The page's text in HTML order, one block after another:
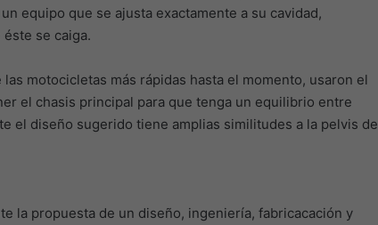
equipo que se ajusta exactamente a su cavidad,
se caiga.
motocicletas más rápidas hasta el momento, usaron el
el chasis principal para que tenga un equilibrio entre
el diseño sugerido tiene amplias similitudes a la pelvis de
la propuesta de un diseño, ingeniería, fabricacación y